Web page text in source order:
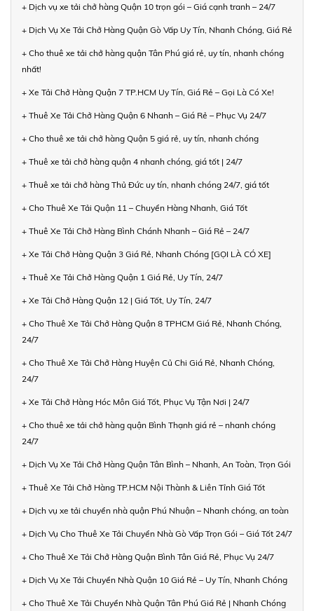
+ Dịch vụ xe tải chở hàng Quận 10 trọn gói – Giá cạnh tranh – 24/7
+ Dịch Vụ Xe Tải Chở Hàng Quận Gò Vấp Uy Tín, Nhanh Chóng, Giá Rẻ
+ Cho thuê xe tải chở hàng quận Tân Phú giá rẻ, uy tín, nhanh chóng
nhất!
+ Xe Tải Chở Hàng Quận 7 TP.HCM Uy Tín, Giá Rẻ – Gọi Là Có Xe!
+ Thuê Xe Tải Chở Hàng Quận 6 Nhanh – Giá Rẻ – Phục Vụ 24/7
+ Cho thuê xe tải chở hàng Quận 5 giá rẻ, uy tín, nhanh chóng
+ Thuê xe tải chở hàng quận 4 nhanh chóng, giá tốt | 24/7
+ Thuê xe tải chở hàng Thủ Đức uy tín, nhanh chóng 24/7, giá tốt
+ Cho Thuê Xe Tải Quận 11 – Chuyển Hàng Nhanh, Giá Tốt
+ Thuê Xe Tải Chở Hàng Bình Chánh Nhanh – Giá Rẻ – 24/7
+ Xe Tải Chở Hàng Quận 3 Giá Rẻ, Nhanh Chóng [GỌI LÀ CÓ XE]
+ Thuê Xe Tải Chở Hàng Quận 1 Giá Rẻ, Uy Tín, 24/7
+ Xe Tải Chở Hàng Quận 12 | Giá Tốt, Uy Tín, 24/7
+ Cho Thuê Xe Tải Chở Hàng Quận 8 TPHCM Giá Rẻ, Nhanh Chóng,
24/7
+ Cho Thuê Xe Tải Chở Hàng Huyện Củ Chi Giá Rẻ, Nhanh Chóng,
24/7
+ Xe Tải Chở Hàng Hóc Môn Giá Tốt, Phục Vụ Tận Nơi | 24/7
+ Cho thuê xe tải chở hàng quận Bình Thạnh giá rẻ – nhanh chóng
24/7
+ Dịch Vụ Xe Tải Chở Hàng Quận Tân Bình – Nhanh, An Toàn, Trọn Gói
+ Thuê Xe Tải Chở Hàng TP.HCM Nội Thành & Liên Tỉnh Giá Tốt
+ Dịch vụ xe tải chuyển nhà quận Phú Nhuận – Nhanh chóng, an toàn
+ Dịch Vụ Cho Thuê Xe Tải Chuyển Nhà Gò Vấp Trọn Gói – Giá Tốt 24/7
+ Cho Thuê Xe Tải Chở Hàng Quận Bình Tân Giá Rẻ, Phục Vụ 24/7
+ Dịch Vụ Xe Tải Chuyển Nhà Quận 10 Giá Rẻ – Uy Tín, Nhanh Chóng
+ Cho Thuê Xe Tải Chuyển Nhà Quận Tân Phú Giá Rẻ | Nhanh Chóng